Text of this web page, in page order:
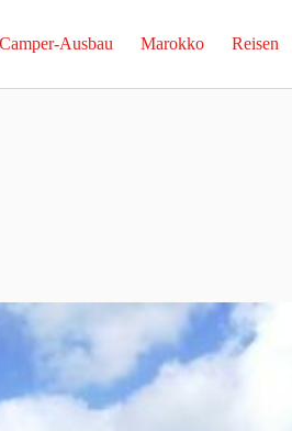
Camper-Ausbau Marokko Reisen